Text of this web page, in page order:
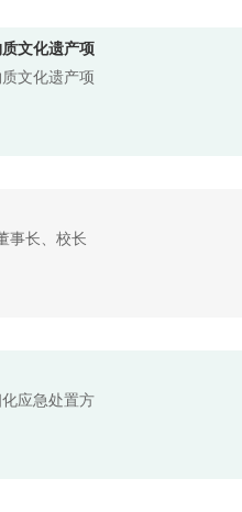
文化遗产项
文化遗产项
事长、校长
应急处置方